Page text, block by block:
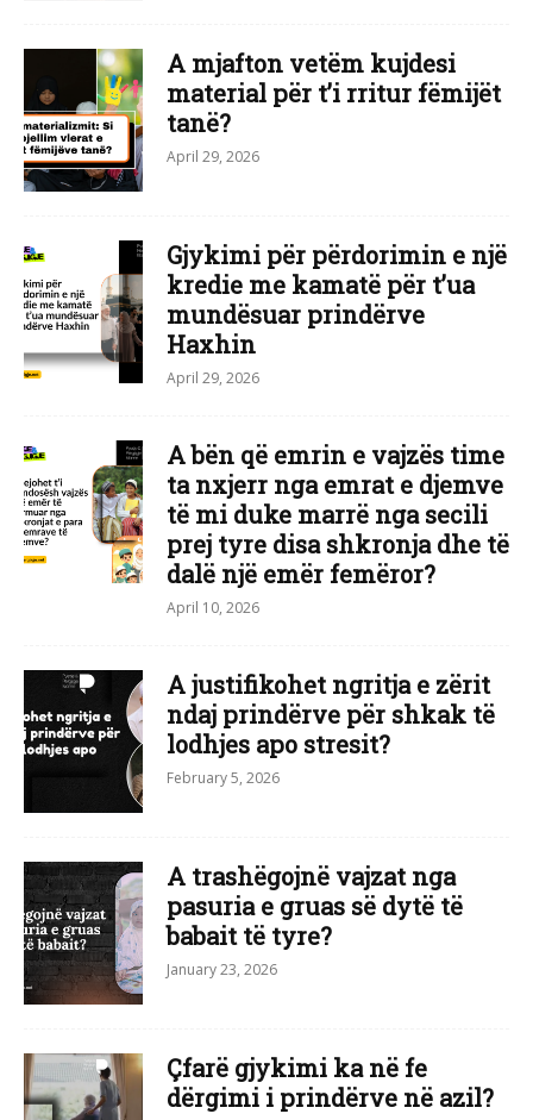
​A mjafton vetëm kujdesi
material për t’i rritur fëmijët
tanë?
April 29, 2026
Gjykimi për përdorimin e një
kredie me kamatë për t’ua
mundësuar prindërve
Haxhin
April 29, 2026
A bën që emrin e vajzës time
ta nxjerr nga emrat e djemve
të mi duke marrë nga secili
prej tyre disa shkronja dhe të
dalë një emër femëror?
April 10, 2026
A justifikohet ngritja e zërit
ndaj prindërve për shkak të
lodhjes apo stresit?
February 5, 2026
A trashëgojnë vajzat nga
pasuria e gruas së dytë të
babait të tyre?
January 23, 2026
Çfarë gjykimi ka në fe
dërgimi i prindërve në azil?